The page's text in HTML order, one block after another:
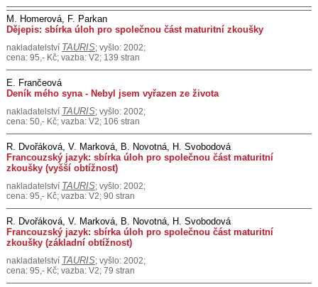
M. Homerová, F. Parkan
Dějepis: sbírka úloh pro společnou část maturitní zkoušky
nakladatelství TAURIS; vyšlo: 2002;
cena: 95,- Kč; vazba: V2; 139 stran
E. Frančeová
Deník mého syna - Nebyl jsem vyřazen ze života
nakladatelství TAURIS; vyšlo: 2002;
cena: 50,- Kč; vazba: V2; 106 stran
R. Dvořáková, V. Marková, B. Novotná, H. Svobodová
Francouzský jazyk: sbírka úloh pro společnou část maturitní
zkoušky (vyšší obtížnost)
nakladatelství TAURIS; vyšlo: 2002;
cena: 95,- Kč; vazba: V2; 90 stran
R. Dvořáková, V. Marková, B. Novotná, H. Svobodová
Francouzský jazyk: sbírka úloh pro společnou část maturitní
zkoušky (základní obtížnost)
nakladatelství TAURIS; vyšlo: 2002;
cena: 95,- Kč; vazba: V2; 79 stran